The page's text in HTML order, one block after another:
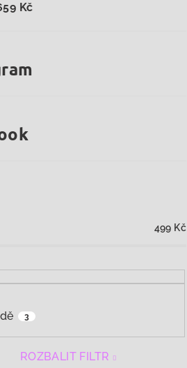
Kč
499 Kč
3
ROZBALIT FILTR